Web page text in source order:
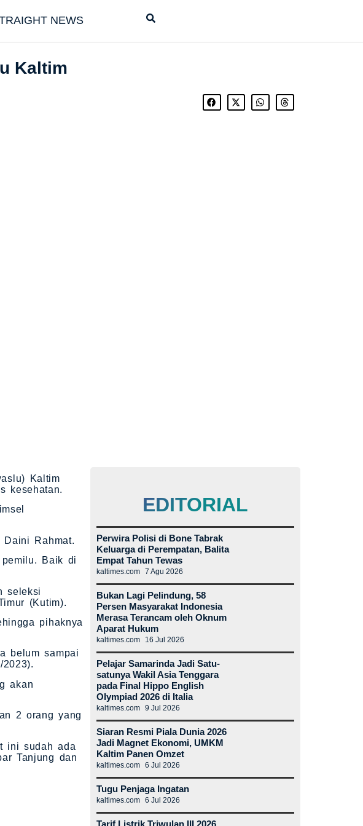
NEWS
Kaltim
Kaltim
kesehatan.
Rahmat.
Baik di
seleksi
(Kutim).
pihaknya
belum sampai
akan
2 orang yang
ini sudah ada
Tanjung dan
EDITORIAL
Perwira Polisi di Bone Tabrak
Keluarga di Perempatan, Balita
Empat Tahun Tewas
kaltimes.com 7 Agu 2026
Bukan Lagi Pelindung, 58
Persen Masyarakat Indonesia
Merasa Terancam oleh Oknum
Aparat Hukum
kaltimes.com 16 Jul 2026
Pelajar Samarinda Jadi Satu-
satunya Wakil Asia Tenggara
pada Final Hippo English
Olympiad 2026 di Italia
kaltimes.com 9 Jul 2026
Siaran Resmi Piala Dunia 2026
Jadi Magnet Ekonomi, UMKM
Kaltim Panen Omzet
kaltimes.com 6 Jul 2026
Tugu Penjaga Ingatan
kaltimes.com 6 Jul 2026
Tarif Listrik Triwulan III 2026